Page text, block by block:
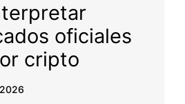
oficiales
cripto